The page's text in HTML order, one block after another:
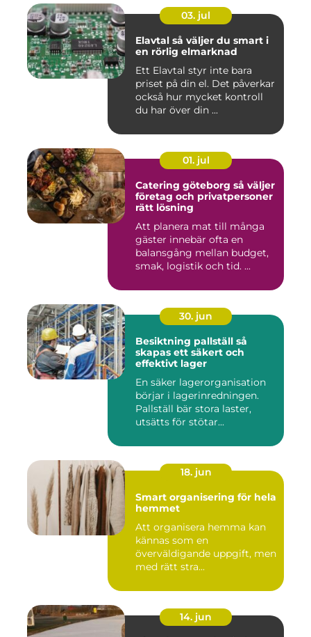
03. jul
Elavtal så väljer du smart i
en rörlig elmarknad
Ett Elavtal styr inte bara
priset på din el. Det påverkar
också hur mycket kontroll
du har över din ...
01. jul
Catering göteborg så väljer
företag och privatpersoner
rätt lösning
Att planera mat till många
gäster innebär ofta en
balansgång mellan budget,
smak, logistik och tid. ...
30. jun
Besiktning pallställ så
skapas ett säkert och
effektivt lager
En säker lagerorganisation
börjar i lagerinredningen.
Pallställ bär stora laster,
utsätts för stötar...
18. jun
Smart organisering för hela
hemmet
Att organisera hemma kan
kännas som en
överväldigande uppgift, men
med rätt stra...
14. jun